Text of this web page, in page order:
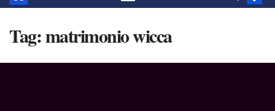
Tag:matrimonio wicca